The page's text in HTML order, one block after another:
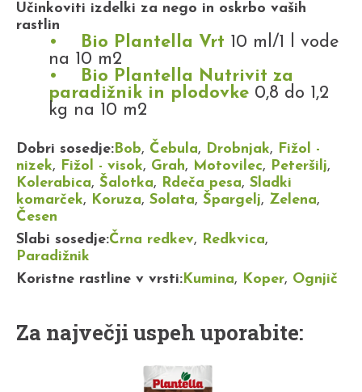
Učinkoviti izdelki za nego in oskrbo vaših
rastlin
Bio Plantella Vrt 10 ml/1 l vode
na 10 m2
Bio Plantella Nutrivit za
paradižnik in plodovke 0,8 do 1,2
kg na 10 m2
Dobri sosedje:Bob, Čebula, Drobnjak, Fižol -
nizek, Fižol - visok, Grah, Motovilec, Peteršilj,
Kolerabica, Šalotka, Rdeča pesa, Sladki
komarček, Koruza, Solata, Špargelj, Zelena,
Česen
Slabi sosedje:Črna redkev, Redkvica,
Paradižnik
Koristne rastline v vrsti:Kumina, Koper, Ognjič
Za največji uspeh uporabite: